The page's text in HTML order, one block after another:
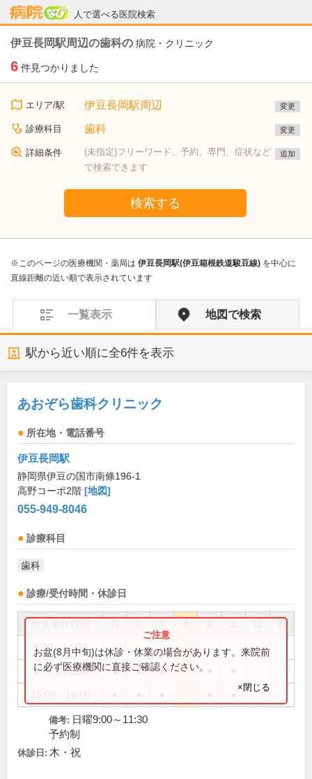
人で選べる医院検索
病院なび
伊豆長岡駅周辺の歯科の 病院・クリニック
6 件見つかりました
エリア/駅 伊豆長岡駅周辺 変更
診療科目 歯科 変更
詳細条件
(未指定)フリーワード、予約、専門、症状など
で検索できます
追加
検索する
※このページの医療機関・薬局は 伊豆長岡駅(伊豆箱根鉄道駿豆線) を中心に
直線距離の近い順で表示されています
一覧表示 地図で検索
駅から近い順に全6件を表示
あおぞら歯科クリニック
所在地・電話番号
伊豆長岡駅
静岡県伊豆の国市南條196-1
高野コーポ2階 [地図]
055-949-8046
診療科目
歯科
診療/受付時間・休診日
祝
9:00～11:30 ●
9:30～11:30 ● ● ●
お盆(8月中旬)は休診・休業の場合があります。来院前
に必ず医療機関に直接ご確認ください。
×閉じる
備考: 日曜9:00～11:30
予約制
休診日: 木・祝